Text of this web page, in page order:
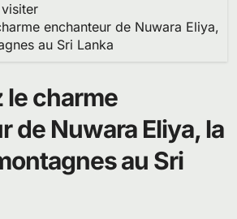
enchanteur de Nuwara Eliya,
au Sri Lanka
le charme
de Nuwara Eliya, la
au Sri